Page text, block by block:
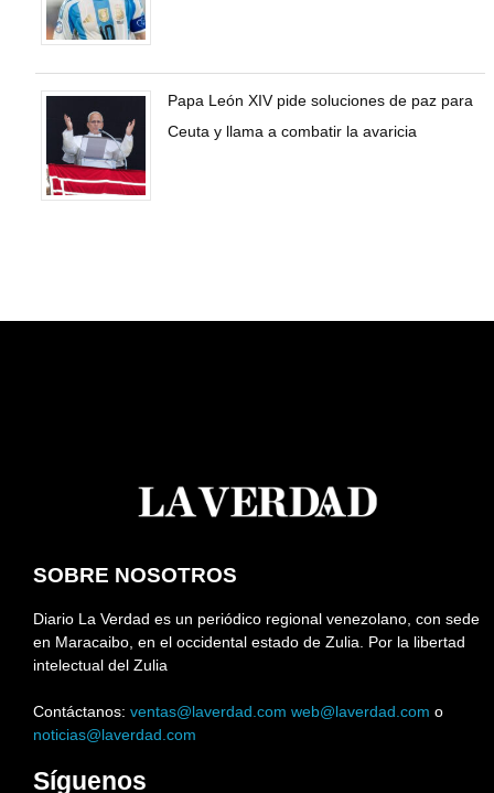
Papa León XIV pide soluciones de paz para
Ceuta y llama a combatir la avaricia
SOBRE NOSOTROS
Diario La Verdad es un periódico regional venezolano, con sede
en Maracaibo, en el occidental estado de Zulia. Por la libertad
intelectual del Zulia
Contáctanos: ventas@laverdad.com web@laverdad.com o
noticias@laverdad.com
Síguenos